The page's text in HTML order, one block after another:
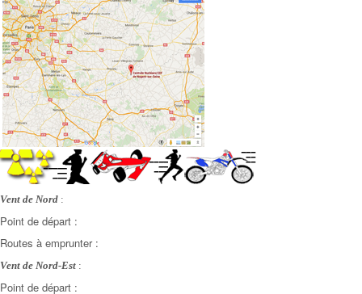
Vent de Nord :
Point de départ :
Routes à emprunter :
Vent de Nord-Est :
Point de départ :